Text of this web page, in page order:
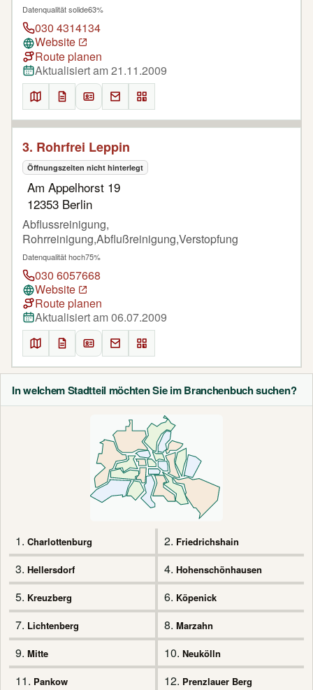
In welchem Stadtteil möchten Sie im Branchenbuch suchen?
1. Charlottenburg 2. Friedrichshain
3. Hellersdorf 4. Hohenschönhausen
5. Kreuzberg 6. Köpenick
7. Lichtenberg 8. Marzahn
9. Mitte 10. Neukölln
11. Pankow 12. Prenzlauer Berg
Datenqualität solide63%
030 4314134
Website
Route planen
Aktualisiert am 21.11.2009
3. Rohrfrei Leppin
Öffnungszeiten nicht hinterlegt
Am Appelhorst 19
12353 Berlin
Abflussreinigung,
Rohrreinigung,Abflußreinigung,Verstopfung
Datenqualität hoch75%
030 6057668
Website
Route planen
Aktualisiert am 06.07.2009